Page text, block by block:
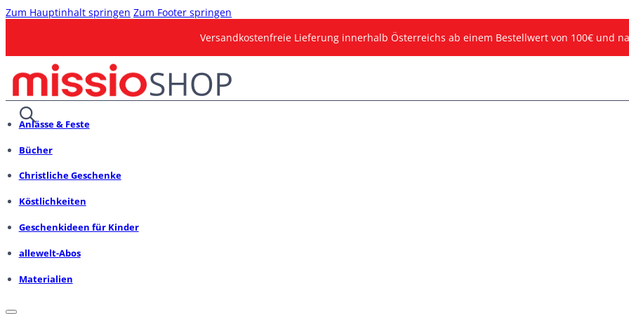
Zum Hauptinhalt springen Zum Footer springen
Versandkostenfreie Lieferung innerhalb Österreichs ab einem Bestellwert von 100€ und
Anlässe & Feste
Bücher
Christliche Geschenke
Köstlichkeiten
Geschenkideen für Kinder
allewelt-Abos
Materialien